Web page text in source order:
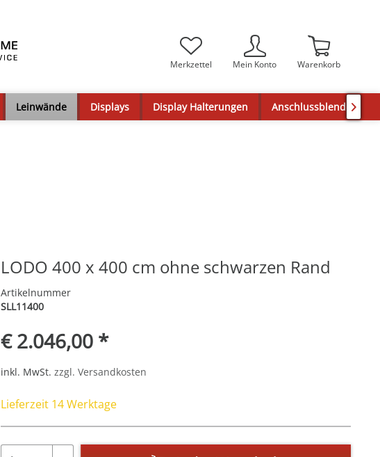
Merkzettel Mein Konto Warenkorb
Leinwände Displays Display Halterungen Anschlussblenden

LODO 400 x 400 cm ohne schwarzen Rand
Artikelnummer
SLL11400
€ 2.046,00 *
inkl. MwSt. zzgl. Versandkosten
Lieferzeit 14 Werktage